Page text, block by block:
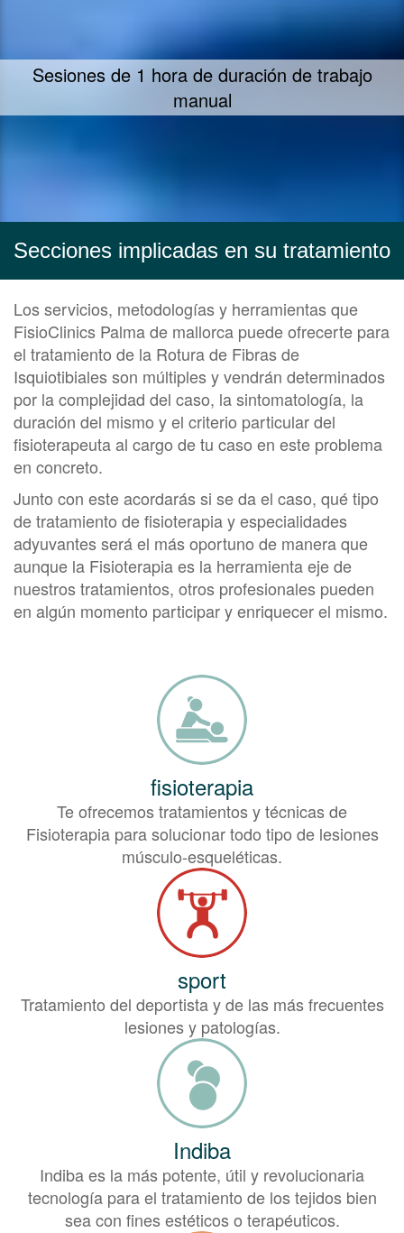
Te ofrecemos nuestra mayor dedicación y
empeño en ayudarte
Secciones implicadas en su tratamiento
Los servicios, metodologías y herramientas que
FisioClinics Palma de mallorca puede ofrecerte para
el tratamiento de la Rotura de Fibras de
Isquiotibiales son múltiples y vendrán determinados
por la complejidad del caso, la sintomatología, la
duración del mismo y el criterio particular del
fisioterapeuta al cargo de tu caso en este problema
en concreto.
Junto con este acordarás si se da el caso, qué tipo
de tratamiento de fisioterapia y especialidades
adyuvantes será el más oportuno de manera que
aunque la Fisioterapia es la herramienta eje de
nuestros tratamientos, otros profesionales pueden
en algún momento participar y enriquecer el mismo.
fisioterapia
Te ofrecemos tratamientos y técnicas de
Fisioterapia para solucionar todo tipo de lesiones
músculo-esqueléticas.
sport
Tratamiento del deportista y de las más frecuentes
lesiones y patologías.
Indiba
Indiba es la más potente, útil y revolucionaria
tecnología para el tratamiento de los tejidos bien
sea con fines estéticos o terapéuticos.